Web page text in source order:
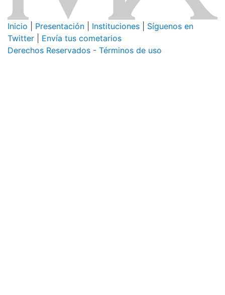
Inicio Presentación Instituciones
Síguenos en
Twitter
Envía tus cometarios
Derechos Reservados - Términos de uso